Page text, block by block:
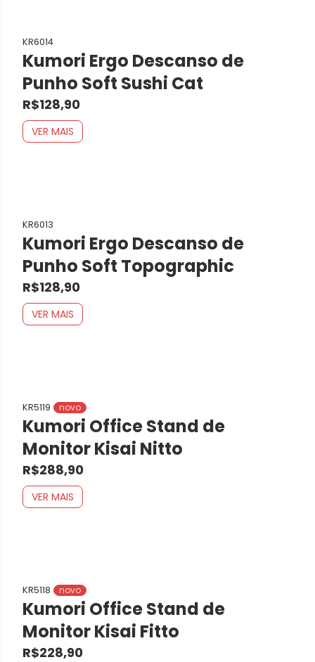
KR6014
Kumori Ergo Descanso de
Punho Soft Sushi Cat
R$128,90
VER MAIS
KR6013
Kumori Ergo Descanso de
Punho Soft Topographic
R$128,90
VER MAIS
KR5119 novo
Kumori Office Stand de
Monitor Kisai Nitto
R$288,90
VER MAIS
KR5118 novo
Kumori Office Stand de
Monitor Kisai Fitto
R$228,90